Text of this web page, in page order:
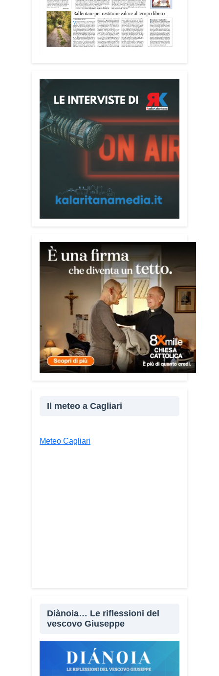
Tra i partecipanti anche i seminaristi,
impegnati accanto agli anziani della
casa di riposo Cristo Re.
«Un’esperienza di crescita umana e
Il programma dedica spazio anche ai
temi della pace e della cooperazione
nel Mediterraneo. Oggi pomeriggio, alla
Mediateca del Mediterraneo (MEM),
l’incontro con l’arcivescovo monsignor
Giuseppe Baturi ha approfondito il ruolo
dei giovani nella costruzione di ponti tra
inserito nel percorso “Cagliari Città della
Pace e del Mediterraneo”, progetto che
promuove il dialogo e la collaborazione
Tra le testimonianze quella di Thea,
giovane libanese del Consiglio dei
Giovani del Mediterraneo della CEI: «Il
campo è molto più di un’esperienza di
volontariato: è un’opportunità per
costruire relazioni attraverso il servizio,
linguaggio universale capace di unire
persone diverse».
Condividi:
Facebook X
E-mail Stampa
Il meteo a Cagliari
Meteo Cagliari
Diànoia… Le riflessioni del
vescovo Giuseppe